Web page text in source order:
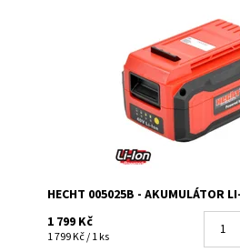
Akumulátor plně kompatibilní se
z Accu programu 5040. Kapacita
Na objednávku
3264
HECHT
2 roky
HECHT 005025B - AKUMULÁTOR
1 799 Kč
1 799 Kč / 1 ks